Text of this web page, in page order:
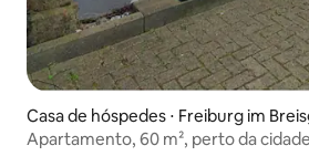
Casa de hóspedes ⋅ Freiburg im
Apartamento, 60 m², perto da